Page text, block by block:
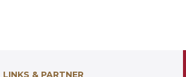
LINKS & PARTNER